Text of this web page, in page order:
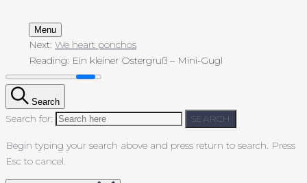
Menu
Next: We heart ponchos
Reading: Ein kleiner Ostergruß – Mini-Gugl
Search
Search for: SEARCH
Begin typing your search above and press return to search. Press
Esc to cancel.